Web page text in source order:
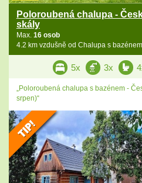
Poloroubená chalupa -
skály
Max. 16 osob
4.2 km vzdušně od Chalupa s
5x 3x
„Poloroubená chalupa s bazénem -
srpen)“